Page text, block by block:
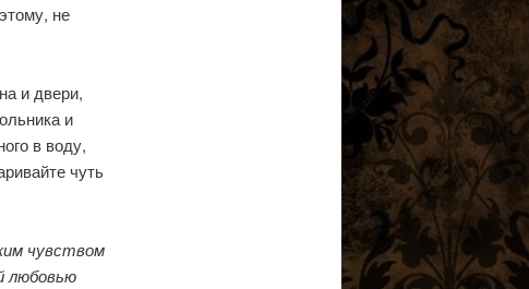
не
и двери,
и
в воду,
чуть
чувством
любовью